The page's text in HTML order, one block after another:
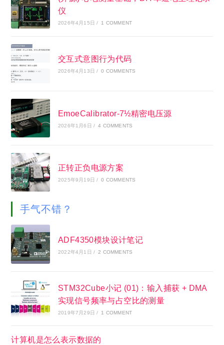
仪
2026年4月15日 / 1 COMMENT
交互式意图行为代码
2026年4月13日 / 0 COMMENTS
EmoeCalibrator-7½精密电压源
2026年1月6日 / 4 COMMENTS
正转正负电源方案
2025年9月19日 / 0 COMMENTS
手气不错？
ADF4350模块设计笔记
2022年4月1日 / 2 COMMENTS
STM32Cube小记 (01)：输入捕获 + DMA
实现信号频率与占空比的测量
2019年7月29日 / 1 COMMENT
计算机是怎么表示数据的